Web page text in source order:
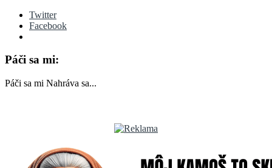
Twitter
Facebook
Páči sa mi:
Páči sa mi Nahráva sa...